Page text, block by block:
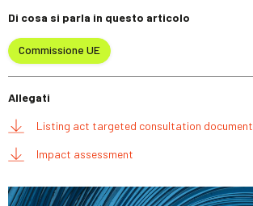
Di cosa si parla in questo articolo
Commissione UE
Allegati
Listing act targeted consultation document
Impact assessment